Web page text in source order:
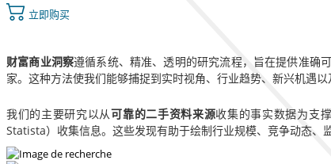
立即购买
财富商业洞察遵循系统、精准、透明的研究流程，旨在提供准确可
家。这种方法使我们能够捕捉到实时视角、行业趋势、新兴机遇以
我们的主要研究以从可靠的二手资料来源收集的事实数据为支
Statista）收集信息。这些发现有助于绘制行业规模、竞争动态、